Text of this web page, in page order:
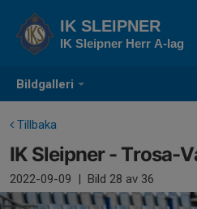
Bildgalleri
IK SLEIPNER
IK Sleipner Herr A-lag
Tillbaka
IK Sleipner - Trosa-
2022-09-09 | Bild 28 av 36